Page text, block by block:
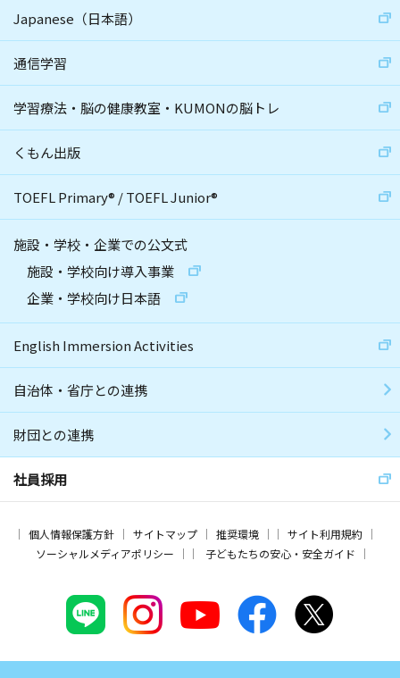
Japanese（日本語）
通信学習
学習療法・脳の健康教室・KUMONの脳トレ
くもん出版
TOEFL Primary® /TOEFL Junior®
施設・学校・企業での公文式
施設・学校向け導入事業
企業・学校向け日本語
English Immersion Activities
自治体・省庁との連携
財団との連携
社員採用
個人情報保護方針 サイトマップ 推奨環境
サイト利用規約
ソーシャルメディアポリシー
子どもたちの安心・安全ガイド